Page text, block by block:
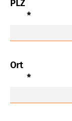
PLZ
*
Ort
*